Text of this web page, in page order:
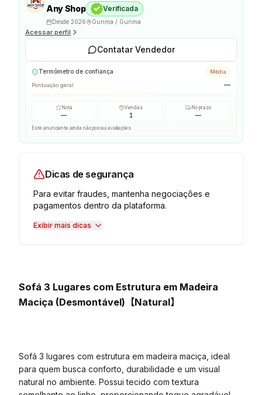
Any Shop Verificada
Desde 2026 Gunma / Gunma
Acessar perfil
Contatar Vendedor
Termômetro de confiança Média
Pontuação geral —
Nota
—
Vendas
1
No prazo
—
Este anunciante ainda não possui avaliações.
Dicas de segurança
Para evitar fraudes, mantenha negociações e
pagamentos dentro da plataforma.
Exibir mais dicas
Sofá 3 Lugares com Estrutura em Madeira
Maciça (Desmontável)【Natural】
Sofá 3 lugares com estrutura em madeira maciça, ideal
para quem busca conforto, durabilidade e um visual
natural no ambiente. Possui tecido com textura